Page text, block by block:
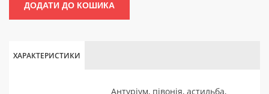
ДОДАТИ ДО КОШИКА
ХАРАКТЕРИСТИКИ
Антуріум, півонія, астильба,